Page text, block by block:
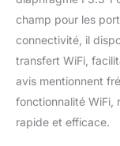
champ pour les
connectivité, il
transfert WiFi,
avis mentionnent
fonctionnalité WiFi,
rapide et efficace.